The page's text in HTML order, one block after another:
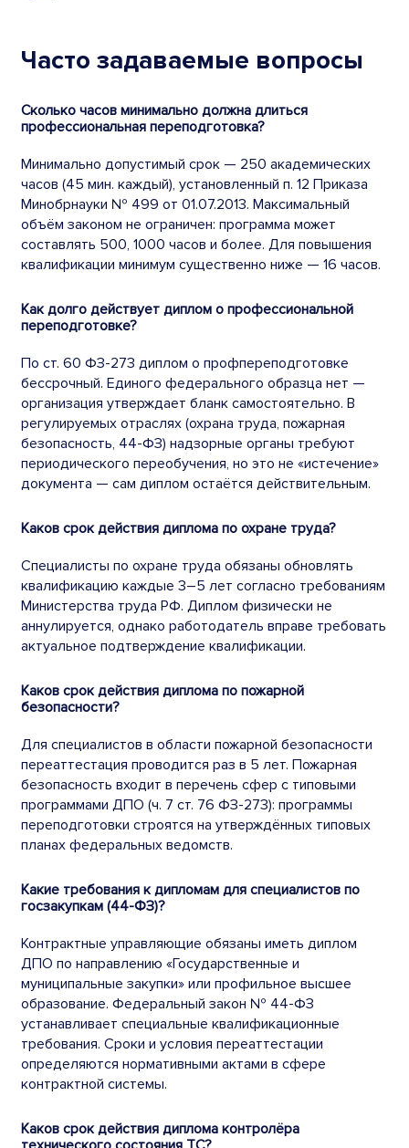
Часто задаваемые вопросы
Сколько часов минимально должна длиться
профессиональная переподготовка?
Минимально допустимый срок — 250 академических
часов (45 мин. каждый), установленный п. 12 Приказа
Минобрнауки № 499 от 01.07.2013. Максимальный
объём законом не ограничен: программа может
составлять 500, 1000 часов и более. Для повышения
квалификации минимум существенно ниже — 16 часов.
Как долго действует диплом о профессиональной
переподготовке?
По ст. 60 ФЗ-273 диплом о профпереподготовке
бессрочный. Единого федерального образца нет —
организация утверждает бланк самостоятельно. В
регулируемых отраслях (охрана труда, пожарная
безопасность, 44-ФЗ) надзорные органы требуют
периодического переобучения, но это не «истечение»
документа — сам диплом остаётся действительным.
Каков срок действия диплома по охране труда?
Специалисты по охране труда обязаны обновлять
квалификацию каждые 3–5 лет согласно требованиям
Министерства труда РФ. Диплом физически не
аннулируется, однако работодатель вправе требовать
актуальное подтверждение квалификации.
Каков срок действия диплома по пожарной
безопасности?
Для специалистов в области пожарной безопасности
переаттестация проводится раз в 5 лет. Пожарная
безопасность входит в перечень сфер с типовыми
программами ДПО (ч. 7 ст. 76 ФЗ-273): программы
переподготовки строятся на утверждённых типовых
планах федеральных ведомств.
Какие требования к дипломам для специалистов по
госзакупкам (44-ФЗ)?
Контрактные управляющие обязаны иметь диплом
ДПО по направлению «Государственные и
муниципальные закупки» или профильное высшее
образование. Федеральный закон № 44-ФЗ
устанавливает специальные квалификационные
требования. Сроки и условия переаттестации
определяются нормативными актами в сфере
контрактной системы.
Каков срок действия диплома контролёра